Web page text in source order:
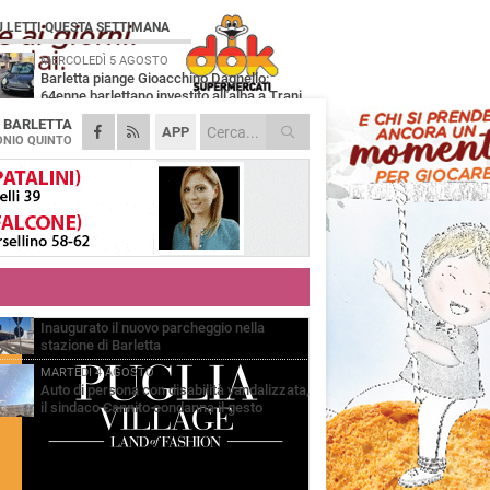
APP
BARLETTA
QUINTO
LETTI QUESTA SETTIMANA
MERCOLEDÌ 5 AGOSTO
Barletta piange Gioacchino Dagnello:
64enne barlettano investito all'alba a Trani
GIOVEDÌ 6 AGOSTO
Il ricordo di "Cecco", il benzinaio col
sorriso: «Contava i giorni che lo
dalla pensione»
MERCOLEDÌ 5 AGOSTO
Jova Summer Party, giovedì mattina
sopralluogo nell'area dell'evento
DOMENICA 2 AGOSTO
Beni confiscati alla mafia. Nasce il servizio
VENERDÌ 31 LUGLIO
Inaugurato il nuovo parcheggio nella
stazione di Barletta
MARTEDÌ 4 AGOSTO
Auto di persona con disabilità vandalizzata,
il sindaco Cannito condanna il gesto